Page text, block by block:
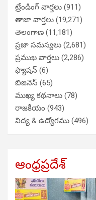
ట్రేండింగ్ వార్తలు (911)
తాజా వార్తలు (19,271)
తెలంగాణ (11,181)
ప్రజా సమస్యలు (2,681)
ప్రముఖ వార్తలు (2,286)
ఫ్యాషన్ (6)
బిజినెస్ (65)
ముఖ్య కథనాలు (78)
రాజకీయం (943)
విద్య & ఉద్యోగము (496)
ఆంధ్రప్రదేశ్